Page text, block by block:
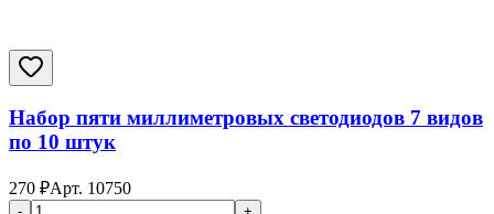
Набор пяти миллиметровых светодиодов 7 видов
по 10 штук
270 ₽Арт. 10750